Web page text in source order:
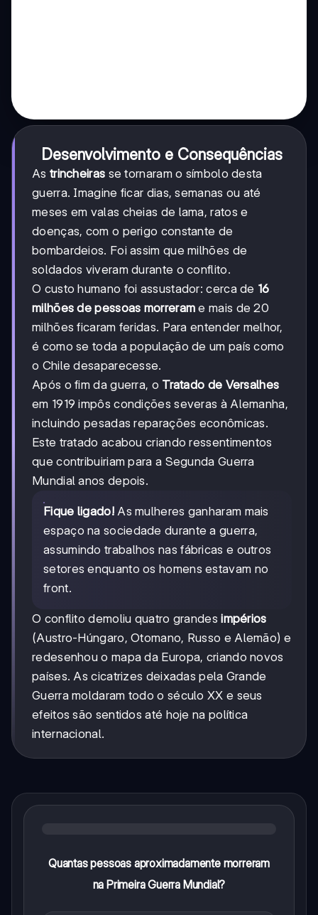
Desenvolvimento e Consequências
As trincheiras se tornaram o símbolo desta
guerra. Imagine ficar dias, semanas ou até
meses em valas cheias de lama, ratos e
doenças, com o perigo constante de
bombardeios. Foi assim que milhões de
soldados viveram durante o conflito.
O custo humano foi assustador: cerca de 16
milhões de pessoas morreram e mais de 20
milhões ficaram feridas. Para entender melhor,
é como se toda a população de um país como
o Chile desaparecesse.
Após o fim da guerra, o Tratado de Versalhes
em 1919 impôs condições severas à Alemanha,
incluindo pesadas reparações econômicas.
Este tratado acabou criando ressentimentos
que contribuiriam para a Segunda Guerra
Mundial anos depois.
Fique ligado!As mulheres ganharam mais
espaço na sociedade durante a guerra,
assumindo trabalhos nas fábricas e outros
setores enquanto os homens estavam no
front.
O conflito demoliu quatro grandesimpérios
(Austro-Húngaro, Otomano, Russo e Alemão) e
redesenhou o mapa da Europa, criando novos
países. As cicatrizes deixadas pela Grande
Guerra moldaram todo o século XX e seus
efeitos são sentidos até hoje na política
internacional.
Quantas pessoas aproximadamente morreram
na Primeira Guerra Mundial?